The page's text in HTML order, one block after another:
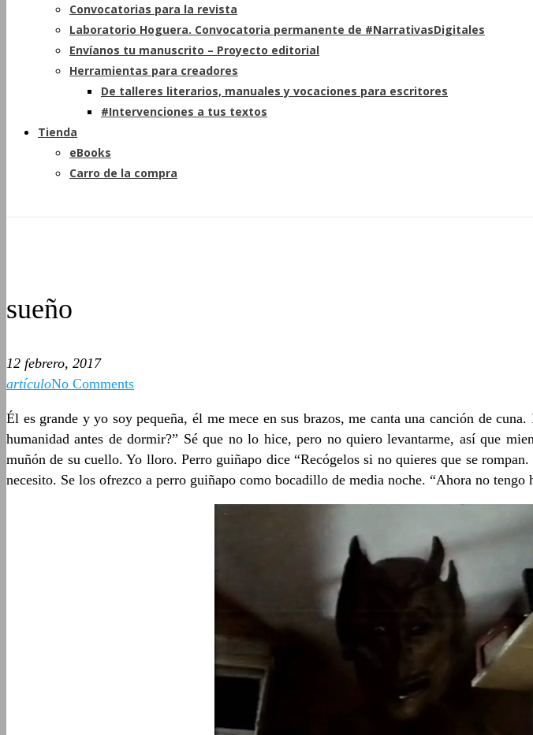
Convocatorias para la revista
Laboratorio Hoguera. Convocatoria permanente de #NarrativasDigitales
Envíanos tu manuscrito – Proyecto editorial
Herramientas para creadores
De talleres literarios, manuales y vocaciones para escritores
#Intervenciones a tus textos
Tienda
eBooks
Carro de la compra
sueño
12 febrero, 2017
artículoNo Comments
Él es grande y yo soy pequeña, él me mece en sus brazos, me canta una canción de
humanidad antes de dormir?” Sé que no lo hice, pero no quiero levantarme, así que
muñón de su cuello. Yo lloro. Perro guiñapo dice “Recógelos si no quieres que se
necesito. Se los ofrezco a perro guiñapo como bocadillo de media noche. “Ahora no tengo